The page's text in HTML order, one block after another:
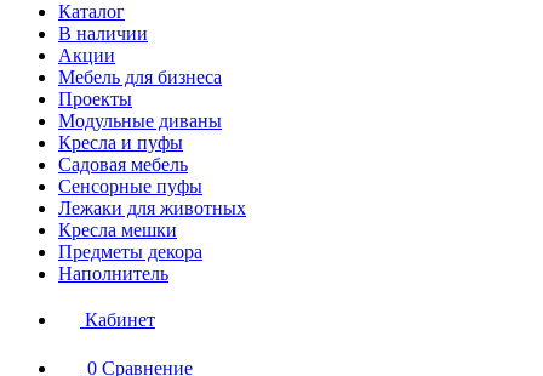
Каталог
В наличии
Акции
Мебель для бизнеса
Проекты
Модульные диваны
Кресла и пуфы
Садовая мебель
Сенсорные пуфы
Лежаки для животных
Кресла мешки
Предметы декора
Наполнитель
Кабинет
0 Сравнение